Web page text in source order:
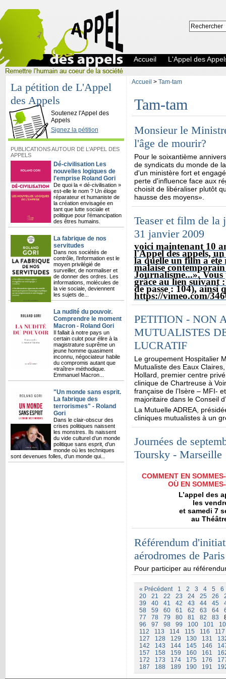
L'Appel des Appels
Accueil L'Appel des
La pétition de L'Appel
des Appels
Soutenez l'Appel des
Appels
Signez la pétition
PUBLICATIONS AUTOUR DE L'APPEL DES
APPELS
Dé-civilisation Les
nouvelles logiques de
l'emprise Roland Gori
De quoi la « dé-civilisation »
est-elle le nom ? Un éloge
réparateur et humaniste de
la création envisagée en
tant que lutte sociale et
politique pour l’émancipation
des êtres humains.
La fabrique de nos
servitudes
Dans nos sociétés de
contrôle, l’information est le
moyen privilégié de
surveiller, de normaliser et
de donner des ordres. Les
informations, molécules de
la vie sociale, deviennent
les sujets de...
La nudité du pouvoir.
Comprendre le moment
Macron - Roland Gori
Il fallait à notre pays un
certain culot pour élire à la
magistrature suprême un
jeune homme quasiment
inconnu, négociateur habile
du compromis autant que
«traître» méthodique.
Emmanuel Macron...
"Un monde sans esprit.
La fabrique des
terrorismes" - Roland
Gori
Dans le clair-obscur des
crises politiques naissent
les monstres. Ils naissent
du vide culturel d’un monde
politique sans esprit, d’un
monde où les techniques
sont devenues folles, d’un monde qui...
Accueil > Tam-tam
Tam-tam
Monsieur le
l'âge de mourir?
Pour le soixantième
de syndicats du monde de
d'un ministère fort et
perte d'influence face aux
choisit de libéraliser plutôt
hausse des
Teaser et film de la
31 janvier 2009
voici maintenant 10
l'Appel des appels,
la quelle un film a été
malaise
Journalisme...». Vous
grâce au lien suivant
de passe : 104), ainsi
https://vimeo.com/
PETITION - NON
MUTUALISTES
LUCRATIF
Le groupement Hospitalier
Mutualiste des Eaux
Hollard, premier centre
clinique de Chartreuse à
française de l’Isère – MFI-
majoritaire dans le Conseil
La Mutuelle ADREA,
cliniques mutualistes à un
Journées de
Toursky - Marseille
COMMENT EN
OÙ EN
L’appel des
les
et samedi 7
au
Référendum
aérodromes de Paris
Pour participer au
« Précédent 1 2 3 4 5
6
20
21 22 23 24 25 26
39
40 41 42 43 44 45
58
59 60 61 62 63 64
77
78 79 80 81 82 83
96
97 98 99 100 101
112
113 114 115 116
117
127
128 129 130 131
142
143 144 145 146
157
158 159 160 161
172
173 174 175 176
187
188 189 190 191